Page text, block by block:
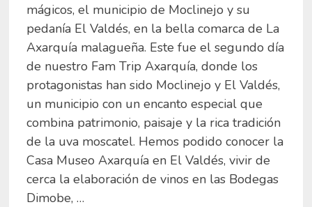
mágicos, el municipio de Moclinejo y su
pedanía El Valdés, en la bella comarca de La
Axarquía malagueña. Este fue el segundo día
de nuestro Fam Trip Axarquía, donde los
protagonistas han sido Moclinejo y El Valdés,
un municipio con un encanto especial que
combina patrimonio, paisaje y la rica tradición
de la uva moscatel. Hemos podido conocer la
Casa Museo Axarquía en El Valdés, vivir de
cerca la elaboración de vinos en las Bodegas
Dimobe, …